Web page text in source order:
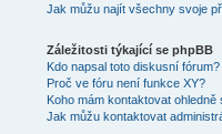
Jak můžu najít všechny svoje
Záležitosti týkající se phpBB
Kdo napsal toto diskusní fórum?
Proč ve fóru není funkce XY?
Koho mám kontaktovat
Jak můžu kontaktovat